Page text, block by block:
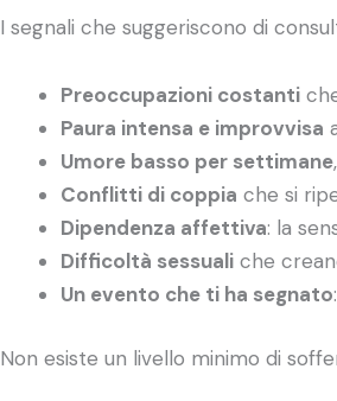
I segnali che suggeriscono di
Preoccupazioni costanti
Paura intensa e improvvisa
Umore basso per settimane
Conflitti di coppia che si
Dipendenza affettiva: la
Difficoltà sessuali che
Un evento che ti ha segnato
Non esiste un livello minimo di